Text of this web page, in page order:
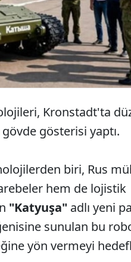
Kronstadt'ta
gösterisi yaptı.
biri, Rus
hem de lojistik
"Katyuşa" adlı yeni
sunulan bu
yön vermeyi